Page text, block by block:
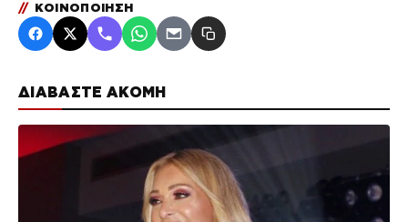
ΔΙΑΒΑΣΤΕ ΑΚΟΜΗ
// ΚΟΙΝΟΠΟΙΗΣΗ